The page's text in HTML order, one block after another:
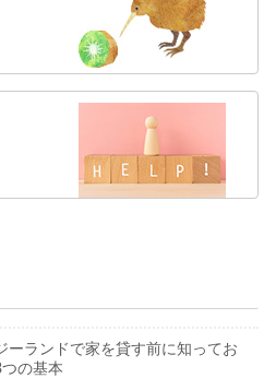
ーランドで家を貸す前に知ってお
の基本